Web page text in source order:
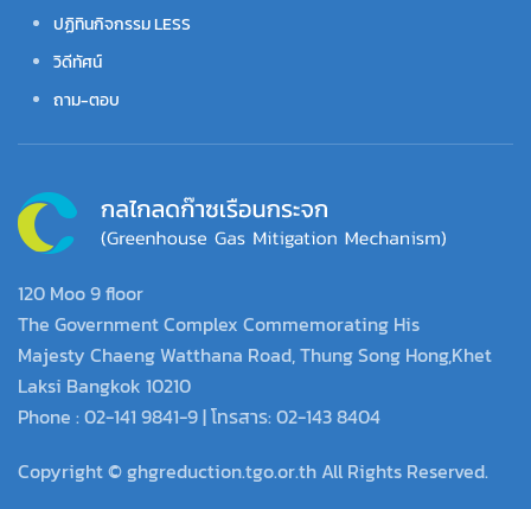
ปฏิทินกิจกรรม LESS
วิดีทัศน์
ถาม-ตอบ
120 Moo 9 floor
The Government Complex Commemorating His
Majesty Chaeng Watthana Road, Thung Song Hong,Khet
Laksi Bangkok 10210
Phone : 02-141 9841-9 | โทรสาร: 02-143 8404
Copyright © ghgreduction.tgo.or.th All Rights Reserved.